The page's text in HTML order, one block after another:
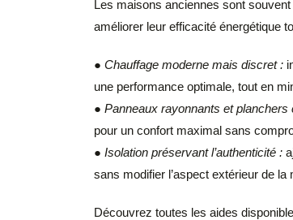
Les maisons anciennes sont
améliorer leur efficacité énergétique
● Chauffage moderne mais discret :
une performance optimale, tout en
● Panneaux rayonnants et planchers
pour un confort maximal sans
● Isolation préservant l’authenticité :
sans modifier l’aspect extérieur de la
Découvrez toutes les aides